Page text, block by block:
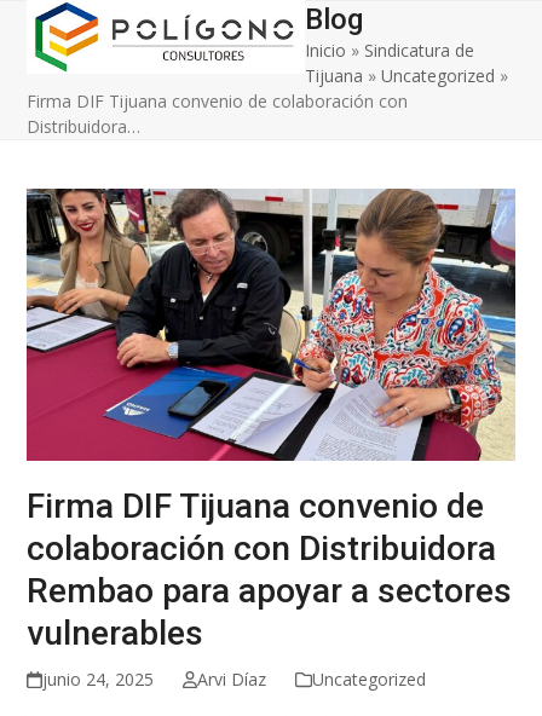
Skip
content
Open
mobile
menu
Close
mobile
menu
Blog
Inicio » Sindicatura de
Tijuana »Uncategorized »
Firma DIF Tijuana convenio de colaboración con
Distribuidora…
Firma DIF Tijuana convenio de
colaboración con Distribuidora
Rembao para apoyar a sectores
vulnerables
junio 24, 2025 Arvi Díaz Uncategorized